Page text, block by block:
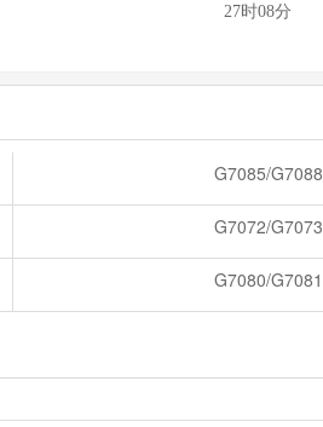
27时08分
G7085/G7088
G7072/G7073
G7080/G7081